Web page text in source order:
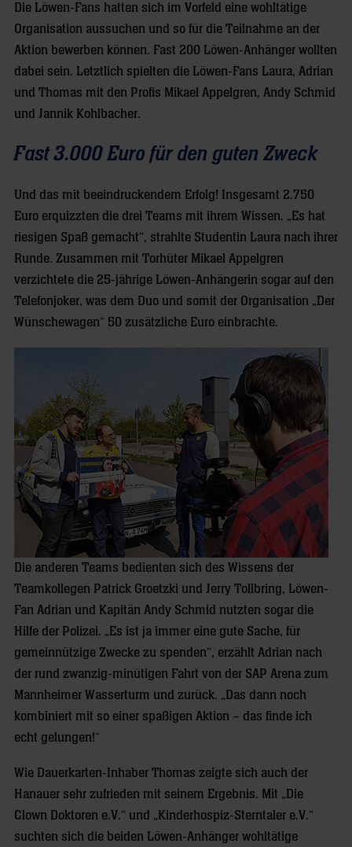
Die Löwen-Fans hatten sich im Vorfeld eine wohltätige
Organisation aussuchen und so für die Teilnahme an der
Aktion bewerben können. Fast 200 Löwen-Anhänger wollten
dabei sein. Letztlich spielten die Löwen-Fans Laura, Adrian
und Thomas mit den Profis Mikael Appelgren, Andy Schmid
und Jannik Kohlbacher.
Fast 3.000 Euro für den guten Zweck
Und das mit beeindruckendem Erfolg! Insgesamt 2.750
Euro erquizzten die drei Teams mit ihrem Wissen. „Es hat
riesigen Spaß gemacht“, strahlte Studentin Laura nach ihrer
Runde. Zusammen mit Torhüter Mikael Appelgren
verzichtete die 25-jährige Löwen-Anhängerin sogar auf den
Telefonjoker, was dem Duo und somit der Organisation „Der
Wünschewagen“ 50 zusätzliche Euro einbrachte.
Die anderen Teams bedienten sich des Wissens der
Teamkollegen Patrick Groetzki und Jerry Tollbring, Löwen-
Fan Adrian und Kapitän Andy Schmid nutzten sogar die
Hilfe der Polizei. „Es ist ja immer eine gute Sache, für
gemeinnützige Zwecke zu spenden“, erzählt Adrian nach
der rund zwanzig-minütigen Fahrt von der SAP Arena zum
Mannheimer Wasserturm und zurück. „Das dann noch
kombiniert mit so einer spaßigen Aktion – das finde ich
echt gelungen!“
Wie Dauerkarten-Inhaber Thomas zeigte sich auch der
Hanauer sehr zufrieden mit seinem Ergebnis. Mit „Die
Clown Doktoren e.V.“ und „Kinderhospiz-Sterntaler e.V.“
suchten sich die beiden Löwen-Anhänger wohltätige